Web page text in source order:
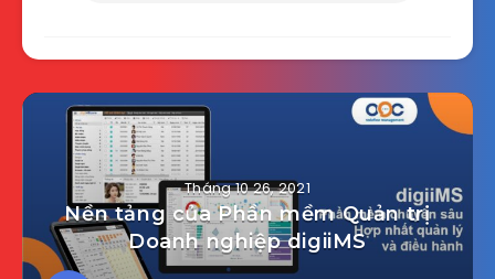
Tháng 10 26, 2021
Nền tảng của Phần mềm Quản trị
Doanh nghiệp digiiMS